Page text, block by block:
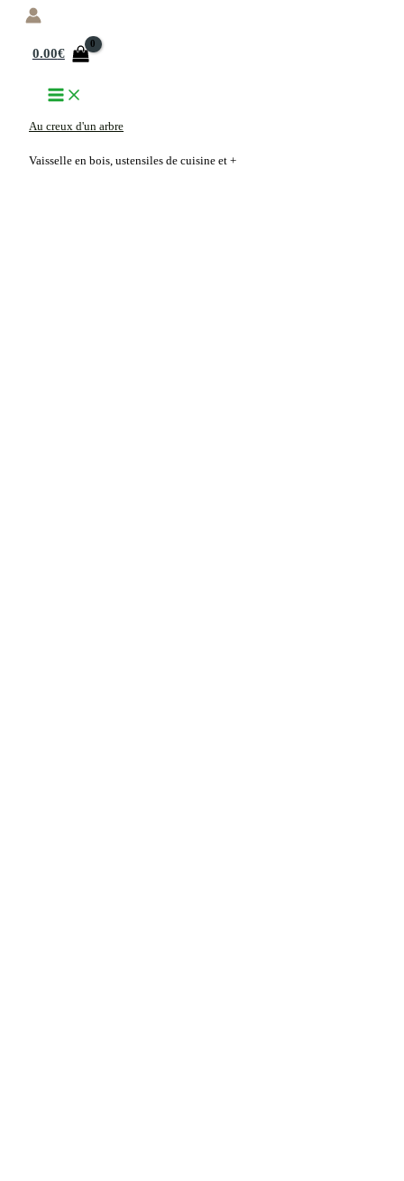
Aller
0.00€
Au creux d'un arbre
Vaisselle en bois, ustensiles de cuisine et +